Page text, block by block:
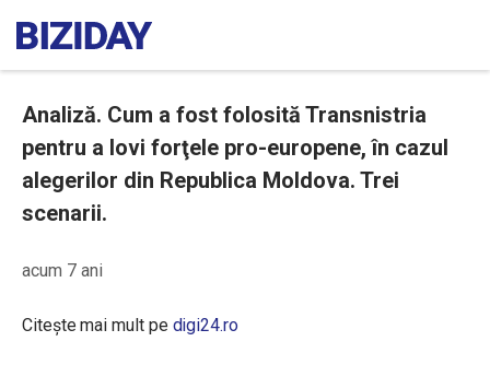
Analiză. Cum a fost folosită Transnistria
pentru a lovi forţele pro-europene, în cazul
alegerilor din Republica Moldova. Trei
scenarii.
acum 7 ani
Citește mai mult pe digi24.ro